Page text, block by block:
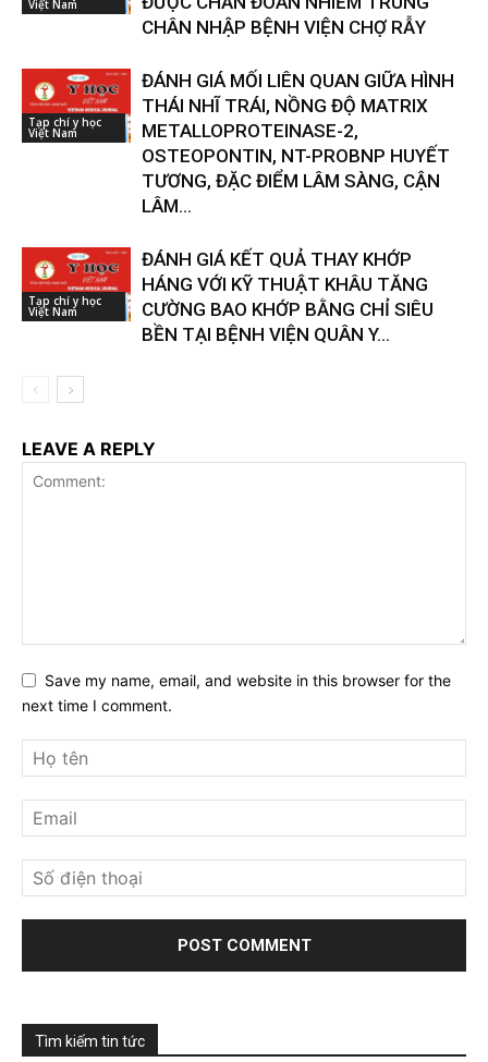
Việt Nam
CHÂN NHẬP BỆNH VIỆN CHỢ RẪY
Tạp chí y học
Việt Nam
ĐÁNH GIÁ MỐI LIÊN QUAN GIỮA HÌNH
THÁI NHĨ TRÁI, NỒNG ĐỘ MATRIX
METALLOPROTEINASE-2,
OSTEOPONTIN, NT-PROBNP HUYẾT
TƯƠNG, ĐẶC ĐIỂM LÂM SÀNG, CẬN
LÂM...
Tạp chí y học
Việt Nam
ĐÁNH GIÁ KẾT QUẢ THAY KHỚP
HÁNG VỚI KỸ THUẬT KHÂU TĂNG
CƯỜNG BAO KHỚP BẰNG CHỈ SIÊU
BỀN TẠI BỆNH VIỆN QUÂN Y...
LEAVE A REPLY
Save my name, email, and website in this browser for the
next time I comment.
Tìm kiếm tin tức